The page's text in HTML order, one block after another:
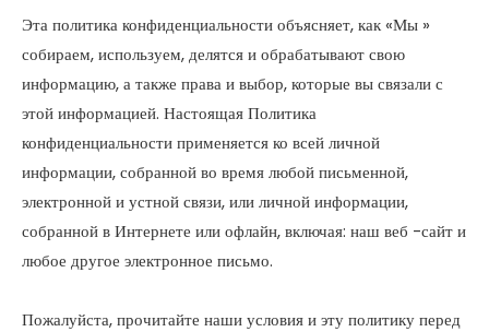
Эта политика конфиденциальности объясняет, как «Мы »
собираем, используем, делятся и обрабатывают свою
информацию, а также права и выбор, которые вы связали с
этой информацией. Настоящая Политика
конфиденциальности применяется ко всей личной
информации, собранной во время любой письменной,
электронной и устной связи, или личной информации,
собранной в Интернете или офлайн, включая: наш веб -сайт и
любое другое электронное письмо.
Пожалуйста, прочитайте наши условия и эту политику перед